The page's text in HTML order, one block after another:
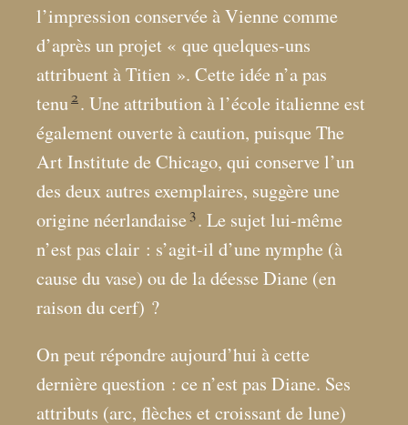
l’impression conservée à Vienne comme
d’après un projet « que quelques-uns
attribuent à Titien ». Cette idée n’a pas
tenu 2 . Une attribution à l’école italienne est
également ouverte à caution, puisque The
Art Institute de Chicago, qui conserve l’un
des deux autres exemplaires, suggère une
origine néerlandaise 3. Le sujet lui-même
n’est pas clair : s’agit-il d’une nymphe (à
cause du vase) ou de la déesse Diane (en
raison du cerf) ?
On peut répondre aujourd’hui à cette
dernière question : ce n’est pas Diane. Ses
attributs (arc, flèches et croissant de lune)